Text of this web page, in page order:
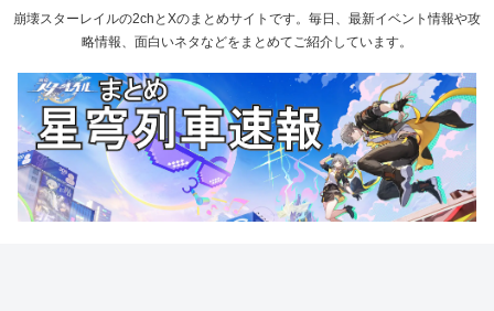
崩壊スターレイルの2chとXのまとめサイトです。毎日、最新イベント情報や攻
略情報、面白いネタなどをまとめてご紹介しています。